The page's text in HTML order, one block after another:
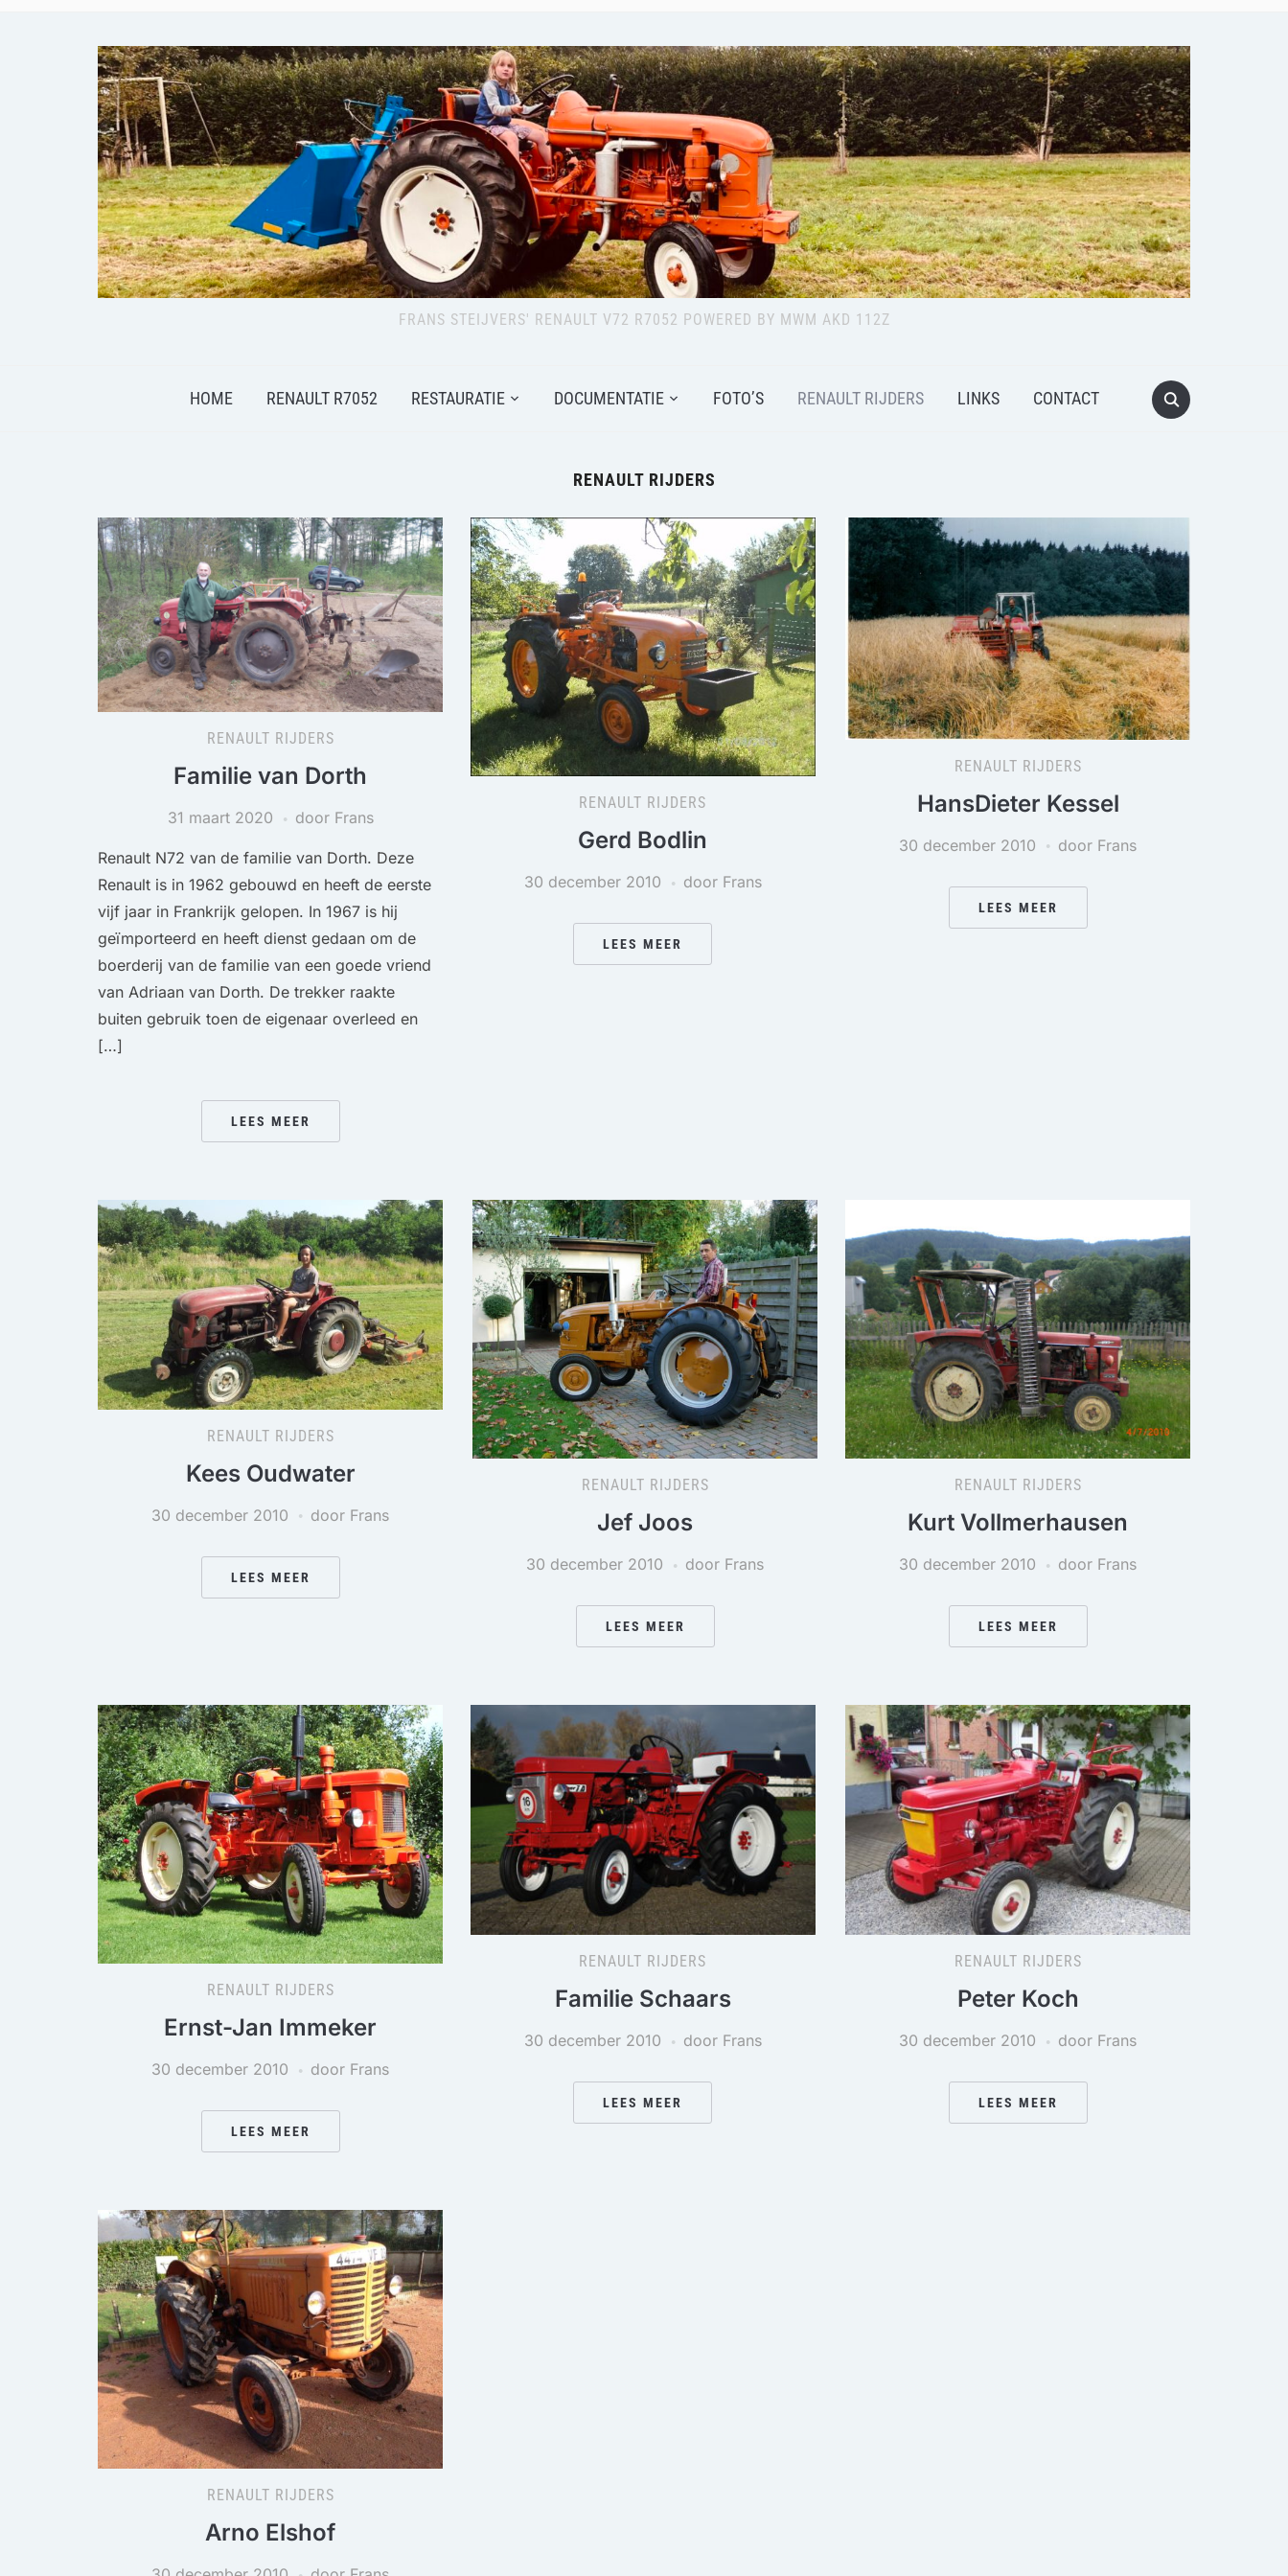
FRANS STEIJVERS' RENAULT V72 R7052 POWERED BY MWM AKD 112Z
HOME RENAULT R7052 RESTAURATIE DOCUMENTATIE FOTO’S RENAULT RIJDERS LINKS CONTACT
RENAULT RIJDERS
RENAULT RIJDERS
Familie van Dorth
31 maart 2020 door Frans
Renault N72 van de familie van Dorth. Deze
Renault is in 1962 gebouwd en heeft de eerste
vijf jaar in Frankrijk gelopen. In 1967 is hij
geïmporteerd en heeft dienst gedaan om de
boerderij van de familie van een goede vriend
van Adriaan van Dorth. De trekker raakte
buiten gebruik toen de eigenaar overleed en
[…]
LEES MEER
RENAULT RIJDERS
Gerd Bodlin
30 december 2010 door Frans
LEES MEER
RENAULT RIJDERS
HansDieter Kessel
30 december 2010 door Frans
LEES MEER
RENAULT RIJDERS
Kees Oudwater
30 december 2010 door Frans
LEES MEER
RENAULT RIJDERS
Jef Joos
30 december 2010 door Frans
LEES MEER
RENAULT RIJDERS
Kurt Vollmerhausen
30 december 2010 door Frans
LEES MEER
RENAULT RIJDERS
Ernst-Jan Immeker
30 december 2010 door Frans
LEES MEER
RENAULT RIJDERS
Familie Schaars
30 december 2010 door Frans
LEES MEER
RENAULT RIJDERS
Peter Koch
30 december 2010 door Frans
LEES MEER
RENAULT RIJDERS
Arno Elshof